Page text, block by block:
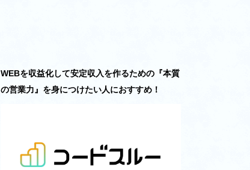
WEBを収益化して安定収入を作るための『本質
の営業力』を身につけたい人におすすめ！